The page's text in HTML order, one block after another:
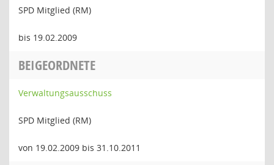
SPD Mitglied (RM)
bis 19.02.2009
BEIGEORDNETE
Verwaltungsausschuss
SPD Mitglied (RM)
von 19.02.2009 bis 31.10.2011